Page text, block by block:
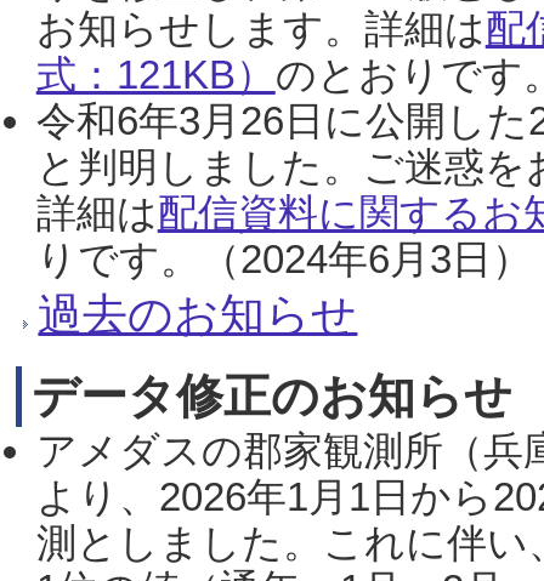
お知らせします。詳細は配
式：121KB） のとおりです
令和6年3月26日に公開し
と判明しました。ご迷惑
詳細は配信資料に関するお
りです。（2024年6月3日）
過去のお知らせ
データ修正のお知らせ
アメダスの郡家観測所（
より、2026年1月1日から
測としました。これに伴い